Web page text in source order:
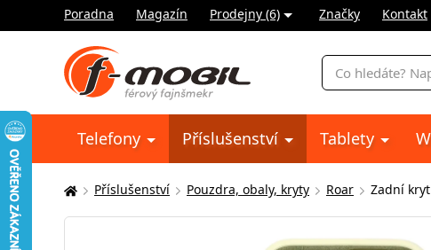
Poradna Magazín Prodejny (6) Značky Kontakt
Vyhledávání
Telefony Příslušenství Tablety
Zde
se
Příslušenství Pouzdra, obaly, kryty Roar Zadní